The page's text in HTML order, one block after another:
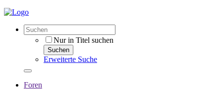
Nur in Titel suchen
Suchen
Erweiterte Suche
Foren